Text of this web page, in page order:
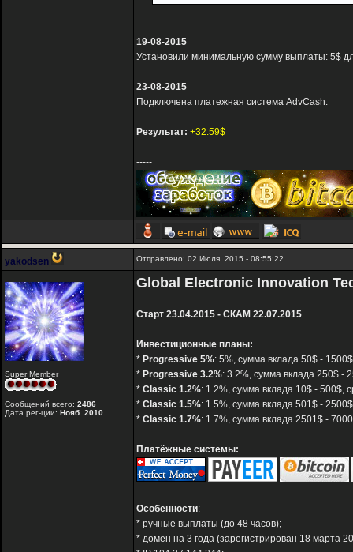
19-08-2015
Установили минимальную сумму выплаты: 5$
23-08-2015
Подключена платежная система AdvCash.
Результат: +32.59$
-----
yakodsen Отправлено: 02 Июля, 2015 - 08:55:22
Super Member
Сообщений всего: 2486
Дата рег-ции: Нояб. 2010
Global Electronic Innovation
Старт 23.04.2015 - СКАМ 22.07.2015
Инвестиционные планы:
* Progressive 5%: 5%, сумма вклада 50$ -
* Progressive 3.2%: 3.2%, сумма вклада 250$ -
* Classic 1.2%: 1.2%, сумма вклада 10$ - 500$,
* Classic 1.5%: 1.5%, сумма вклада 501$ -
* Classic 1.7%: 1.7%, сумма вклада 2501$ -
Платёжные системы:
Особенности:
* ручные выплаты (до 48 часов);
* домен на 3 года (зарегистрирован 18 марта